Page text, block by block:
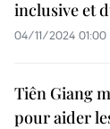
inclusive et
04/11/2024 01:00
Tiên Giang
pour aider